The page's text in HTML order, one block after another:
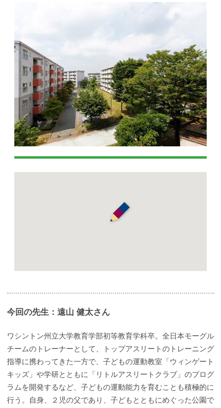
今回の先生：遠山 健太さん
ワシントン州立大学教育学部初等教育学科卒。全日本モーグル
チームのトレーナーとして、トップアスリートのトレーニング
指導に携わってきた一方で、子どもの運動教室「ウィンゲート
キッズ」や学研とともに「リトルアスリートクラブ」のプログ
ラムを開発するなど、子どもの運動能力を育むことも積極的に
行う。自身、２児の父であり、子どもとともにめぐった公園で